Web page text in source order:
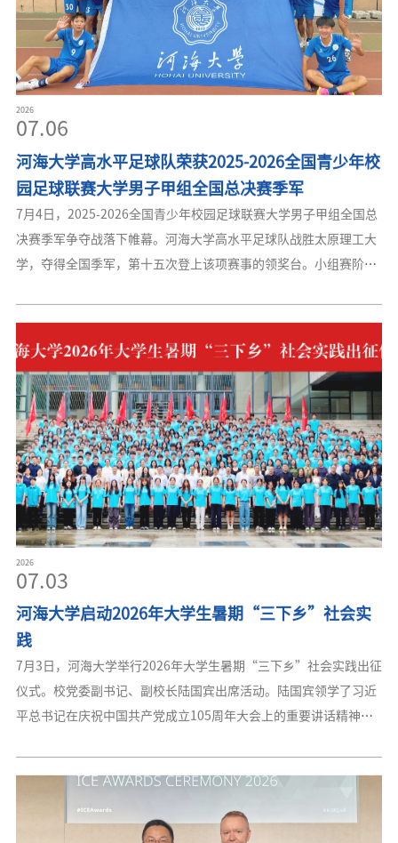
2026
07.06
园足球联赛大学男子甲组全国总决赛季军
7月4日，2025-2026全国青少年校园足球联赛大学男子甲组全国总
决赛季军争夺战落下帷幕。河海大学高水平足球队战胜太原理工大
学，夺得全国季军，第十五次登上该项赛事的领奖台。小组赛阶
段，河海大学高水平足球队先后以3:0胜西北师范大学、3:1胜喀什
组榜首。淘汰赛阶段，凭借稳固防守和高效进攻，以2:0战胜湖南师
范大学、3:0完胜延边大学，成功锁定全国四强席位。半决赛对阵北
京理工大学，河海大学高水平足球队首回合客场1:3告负。次回合主
场背水一战，凭借上下半场各入一球以2:1取胜，但两回合总比分
3:4惜败，遗憾止步决赛。全队在雨中鏖战至最
2026
07.03
践
7月3日，河海大学举行2026年大学生暑期“三下乡”社会实践出征
仪式。校党委副书记、副校长陆国宾出席活动。陆国宾领学了习近
平总书记在庆祝中国共产党成立105周年大会上的重要讲话精神，
希望同学们坚定不移听党话、跟党走，树立远大志向，勇担时代重
用青春铺路、让理想闪光。他勉励广大河海青年甘于“自找苦
核担当，严明纪律规矩、在实践中守牢安全底线。与会领导共同为